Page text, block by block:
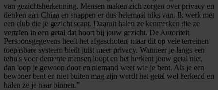
van gezichtsherkenning. Mensen maken zich zorgen over privacy en
denken aan China en snappen er dus helemaal niks van. Ik werk met
een club die je gezicht scant. Daaruit halen ze kenmerken die ze
vertalen in een getal dat hoort bij jouw gezicht. De Autoriteit
Persoonsgegevens heeft het afgeschoten, maar dit op vele terreinen
toepasbare systeem biedt juist meer privacy. Wanneer je langs een
tehuis voor demente mensen loopt en het herkent jouw getal niet,
dan loop je gewoon door en niemand weet wie je bent. Als je een
bewoner bent en niet buiten mag zijn wordt het getal wel herkend en
halen ze je naar binnen.”